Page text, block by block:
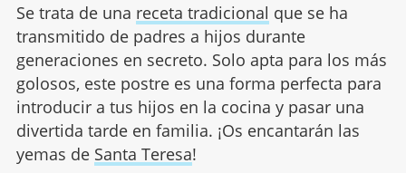
Se trata de una receta tradicional que se ha
transmitido de padres a hijos durante
generaciones en secreto. Solo apta para los más
golosos, este postre es una forma perfecta para
introducir a tus hijos en la cocina y pasar una
divertida tarde en familia. ¡Os encantarán las
yemas de Santa Teresa!